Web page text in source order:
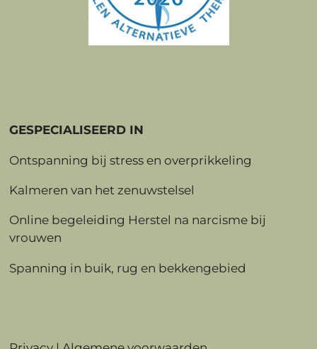
GESPECIALISEERD IN
Ontspanning bij stress en overprikkeling
Kalmeren van het zenuwstelsel
Online begeleiding Herstel na narcisme bij
vrouwen
Spanning in buik, rug en bekkengebied